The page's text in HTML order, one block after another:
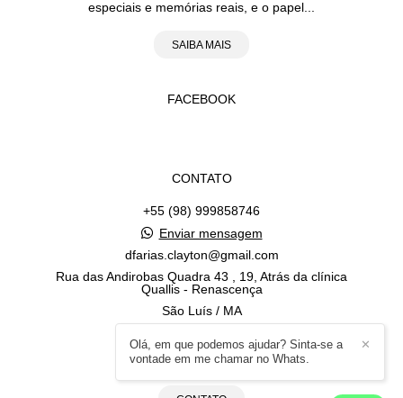
especiais e memórias reais, e o papel...
SAIBA MAIS
FACEBOOK
CONTATO
+55 (98) 999858746
Enviar mensagem
dfarias.clayton@gmail.com
Rua das Andirobas Quadra 43 , 19, Atrás da clínica
Quallis - Renascença
São Luís / MA
✕
Olá, em que podemos ajudar? Sinta-se a
vontade em me chamar no Whats.